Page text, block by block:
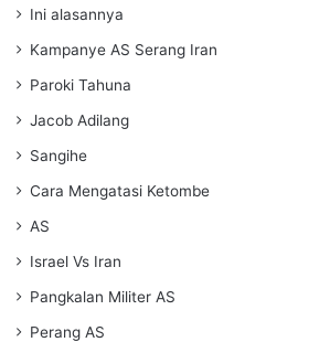
Ini alasannya
Kampanye AS Serang Iran
Paroki Tahuna
Jacob Adilang
Sangihe
Cara Mengatasi Ketombe
AS
Israel Vs Iran
Pangkalan Militer AS
Perang AS